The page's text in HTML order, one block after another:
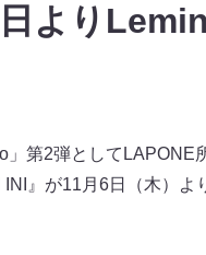
より
第2弾としてLAPONE
』が11月6日（木）よ